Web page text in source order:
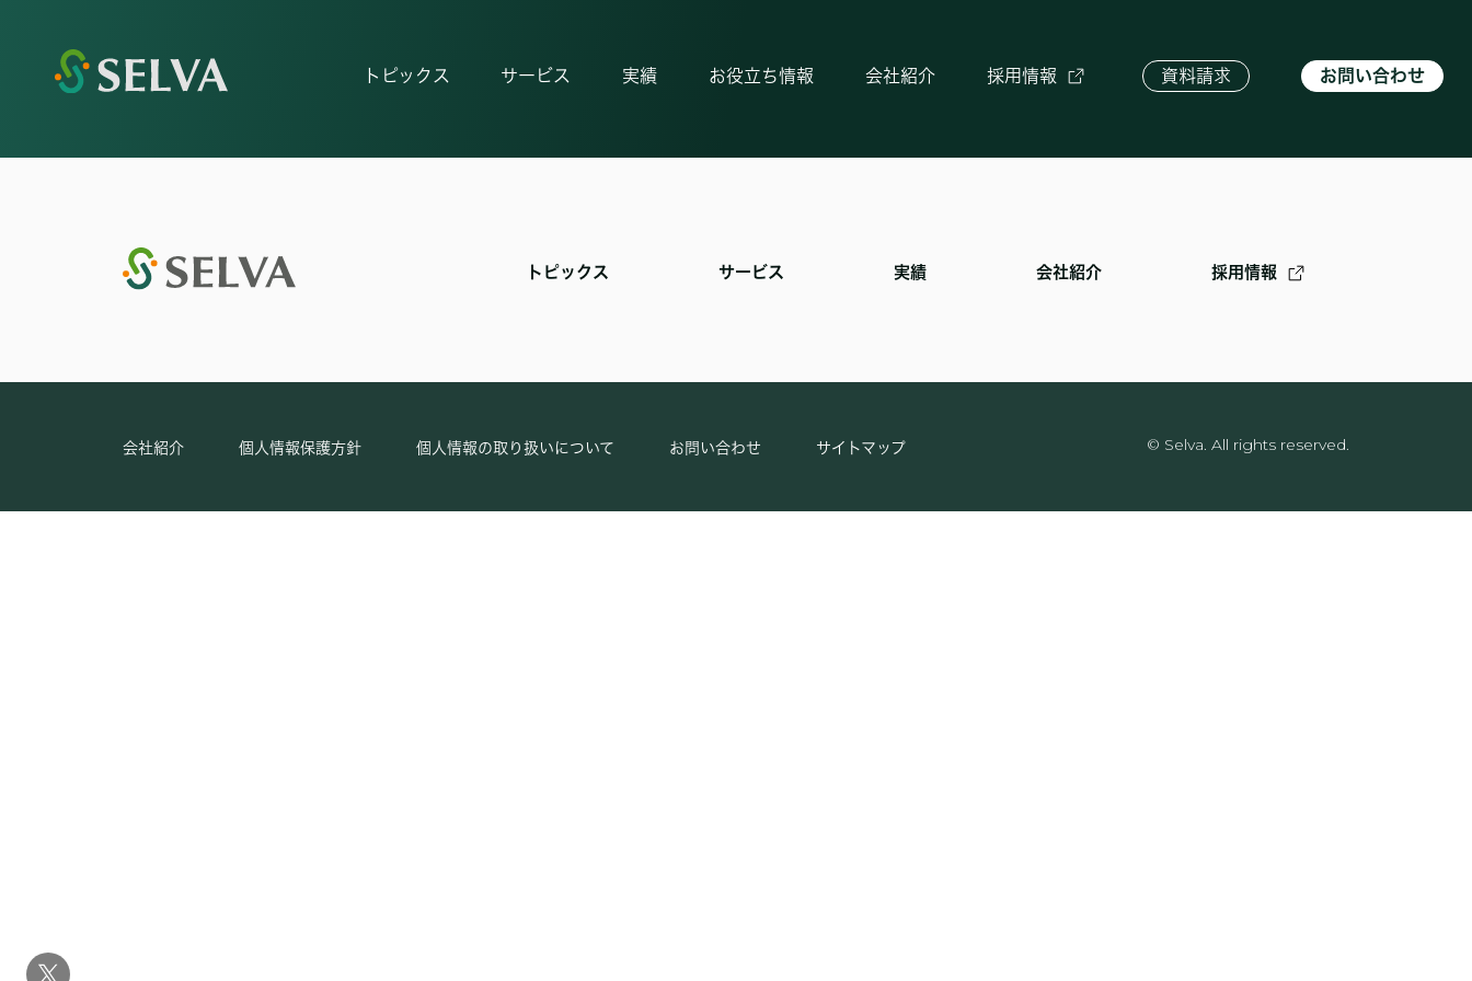
トピックス サービス 実績 お役立ち情報 会社紹介 採用情報 資料請求 お問い合わせ
トピックス サービス 実績 会社紹介 採用情報
会社紹介 個人情報保護方針 個人情報の取り扱いについて お問い合わせ サイトマップ © Selva. All rights reserved.